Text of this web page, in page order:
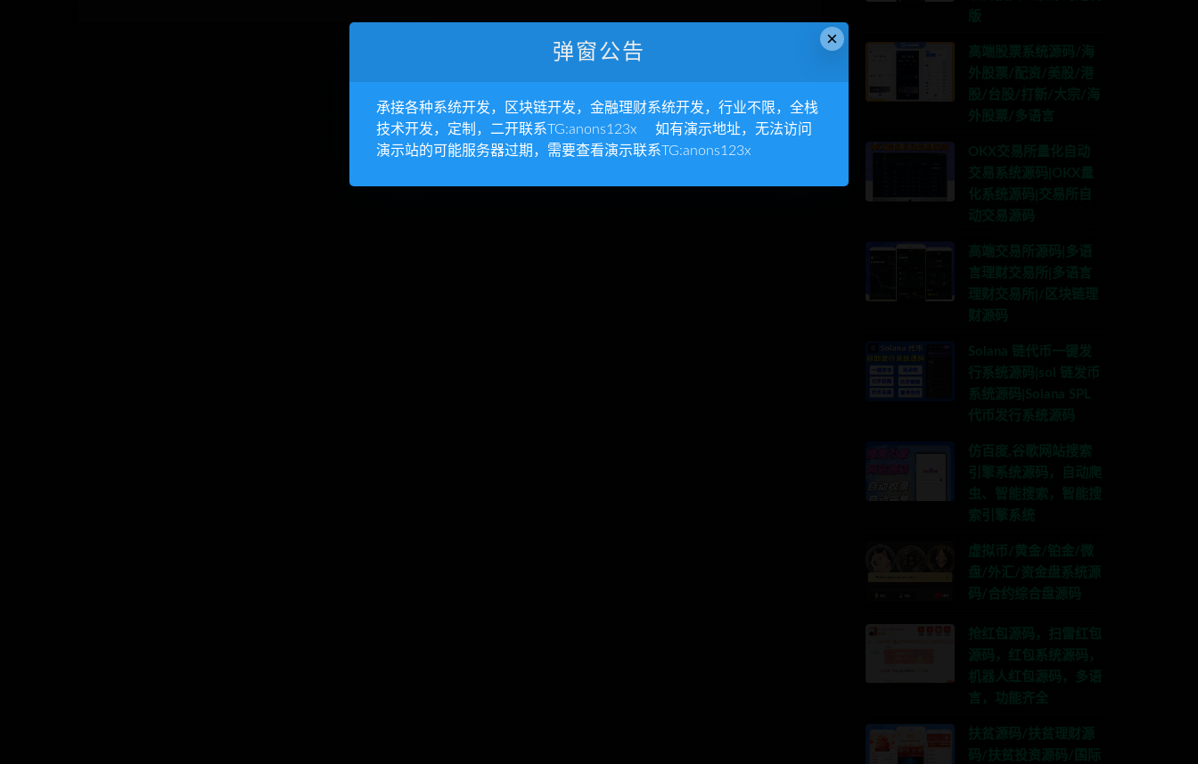
版
高端股票系统源码/海
外股票/配资/美股/港
股/台股/打新/大宗/海
外股票/多语言
OKX交易所量化自动
交易系统源码|OKX量
化系统源码|交易所自
动交易源码
高端交易所源码|多语
言理财交易所|多语言
理财交易所|/区块链理
财源码
Solana 链代币一键发
行系统源码|sol 链发币
系统源码|Solana SPL
代币发行系统源码
仿百度,谷歌网站搜索
引擎系统源码，自动爬
虫、智能搜索，智能搜
索引擎系统
虚拟币/黄金/铂金/微
盘/外汇/资金盘系统源
码/合约综合盘源码
抢红包源码，扫雷红包
源码，红包系统源码，
机器人红包源码，多语
言，功能齐全
扶贫源码/扶贫理财源
码/扶贫投资源码/国际
×
弹窗公告
承接各种系统开发，区块链开发，金融理财系统开发，行业不限，全栈
技术开发，定制，二开联系TG:anons123x 如有演示地址，无法访问
演示站的可能服务器过期，需要查看演示联系TG:anons123x